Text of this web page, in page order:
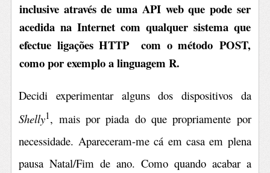
inclusive através de uma API web que pode ser
acedida na Internet com qualquer sistema que
efectue ligações HTTP com o método POST,
como por exemplo a linguagem R.
Decidi experimentar alguns dos dispositivos da
Shelly1, mais por piada do que propriamente por
necessidade. Apareceram-me cá em casa em plena
pausa Natal/Fim de ano. Como quando acabar a